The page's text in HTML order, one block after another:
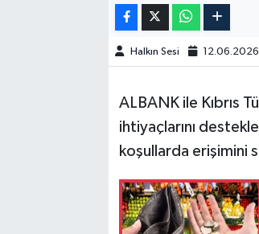
Halkın Sesi 12.06.2026
ALBANK ile Kıbrıs
ihtiyaçlarını
koşullarda erişimini